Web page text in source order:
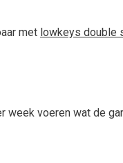
met lowkeys double
week voeren wat de